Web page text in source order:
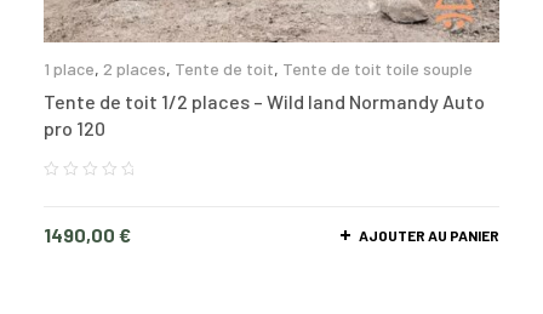
1 place, 2 places, Tente de toit, Tente de toit toile souple
Tente de toit 1/2 places – Wild land Normandy Auto
pro 120
1490,00 € AJOUTER AU PANIER